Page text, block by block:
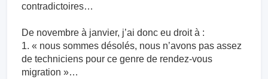
contradictoires…
De novembre à janvier, j’ai donc eu droit à :
1. « nous sommes désolés, nous n’avons pas assez
de techniciens pour ce genre de rendez-vous
migration »…